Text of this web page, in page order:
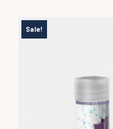
Sale!